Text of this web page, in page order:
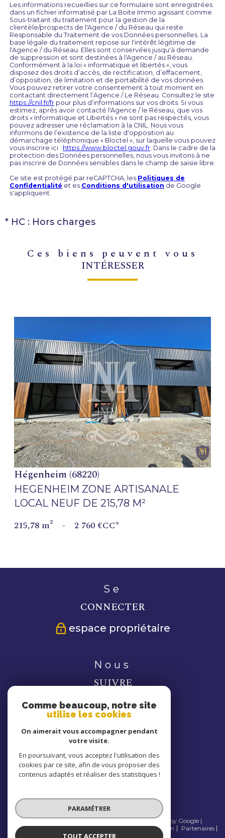
Les informations recueillies sur ce formulaire sont enregistrées
dans un fichier informatisé par La Boite Immo agissant comme
Sous-traitant du traitement pour la gestion de la
clientèle/prospects de l'Agence / du Réseau qui reste
Responsable du Traitement de vos Données personnelles. La
base légale du traitement repose sur l'intérêt légitime de
l'Agence / du Réseau. Elles sont conservées jusqu'à demande
de suppression et sont destinées à l'Agence / au Réseau.
Conformément à la loi « informatique et libertés », vous
disposez des droits d’accès, de rectification, d’effacement,
d’opposition, de limitation et de portabilité de vos données.
Vous pouvez retirer votre consentement à tout moment en
contactant directement l’Agence / Le Réseau. Consultez le site
https://cnil.fr/fr pour plus d’informations sur vos droits. Si vous
estimez, après avoir contacté l'Agence / le Réseau, que vos
droits « Informatique et Libertés » ne sont pas respectés, vous
pouvez adresser une réclamation à la CNIL. Nous vous
informons de l’existence de la liste d'opposition au
démarchage téléphonique « Bloctel », sur laquelle vous pouvez
vous inscrire ici : https://www.bloctel.gouv.fr . Dans le cadre de la
protection des Données personnelles, nous vous invitons à ne
pas inscrire de Données sensibles dans le champ de saisie libre.
Ce site est protégé par reCAPTCHA, les Politiques de
Confidentialité et es Conditions d'utilisation de Google
s'appliquent.
* HC : Hors charges
ces biens peuvent vous
INTÉRESSER
VOIR LE BIEN
Hégenheim (68220)
HEGENHEIM ZONE ARTISANALE
LOCAL NEUF DE 215,78 M²
215,78 m² - 2 760 €CC*
se
CONNECTER
espace propriétaire
nous
SUIVRE
nous
ADHÉRONS
© 2026 | Tous droits réservés | Traduction powered by Google |
Nos honoraires
Plan du site Mentions légales Admin
Partenaires
Politique RGPD
Comme beaucoup, notre site
utilise les cookies
On aimerait vous accompagner pendant
votre visite.
En poursuivant, vous acceptez l'utilisation des
cookies par ce site, afin de vous proposer des
contenus adaptés et réaliser des statistiques !
PARAMÉTRER
TOUT ACCEPTER